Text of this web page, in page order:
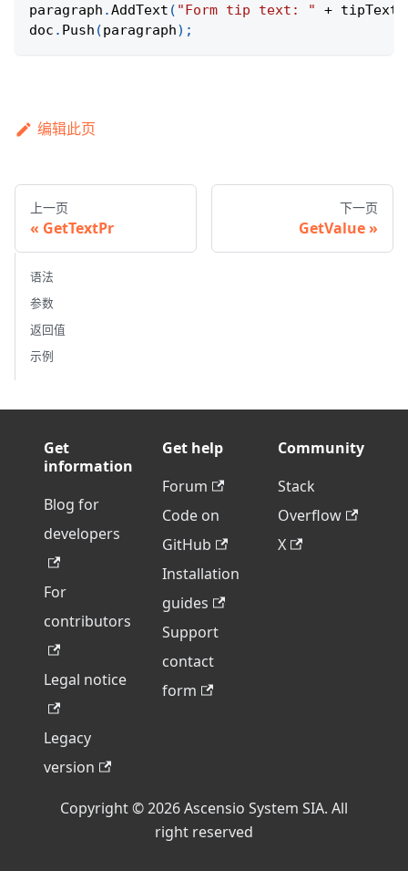
paragraph .AddText ( "Form tip text: " + tipText
doc . Push (paragraph) ;
编辑此页
上一页
GetTextPr
下一页
GetValue
语法
参数
返回值
示例
Get
information
Blog for
developers
For
contributors
Legal notice
Legacy
version
Get help
Forum
Code on
GitHub
Installation
guides
Support
contact
form
Community
Stack
Overflow
X
Copyright © 2026 Ascensio System SIA. All
right reserved